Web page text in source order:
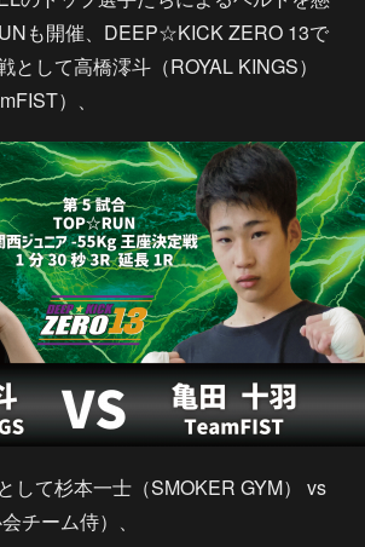
も開催、DEEP☆KICK ZERO 13で
として高橋澪斗（ROYAL KINGS）
）、
して杉本一士（SMOKER GYM） vs
チーム侍）、